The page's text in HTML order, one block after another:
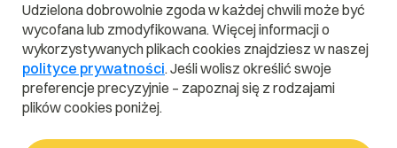
J
K L M N O P Q
R
S
T U V W X Y Z
Home/Dictionary/Bezpieczeństwo/Keylogger
Udzielona dobrowolnie zgoda w każdej chwili może być
wycofana lub zmodyfikowana. Więcej informacji o
wykorzystywanych plikach cookies znajdziesz w naszej
polityce prywatności. Jeśli wolisz określić swoje
preferencje precyzyjnie – zapoznaj się z rodzajami
plików cookies poniżej.